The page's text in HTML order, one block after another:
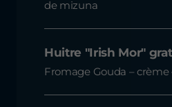
de mizuna
Huitre "Irish Mor"
Fromage Gouda – crème